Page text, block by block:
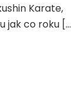
Karate,
jak co roku